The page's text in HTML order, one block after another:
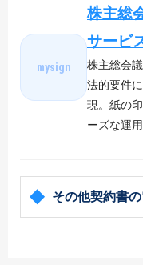
mysign
株主総
サービ
株主総会
法的要件
現。紙の
ーズな運
その他契約書